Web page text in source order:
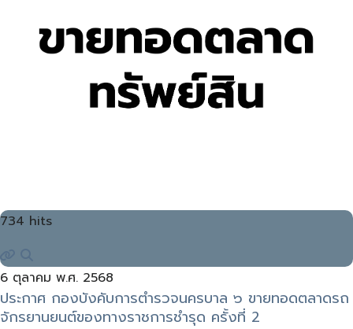
734 hits
6 ตุลาคม พ.ศ. 2568
ประกาศ กองบังคับการตำรวจนครบาล ๖ ขายทอดตลาดรถ
จักรยานยนต์ของทางราชการชำรุด ครั้งที่ 2